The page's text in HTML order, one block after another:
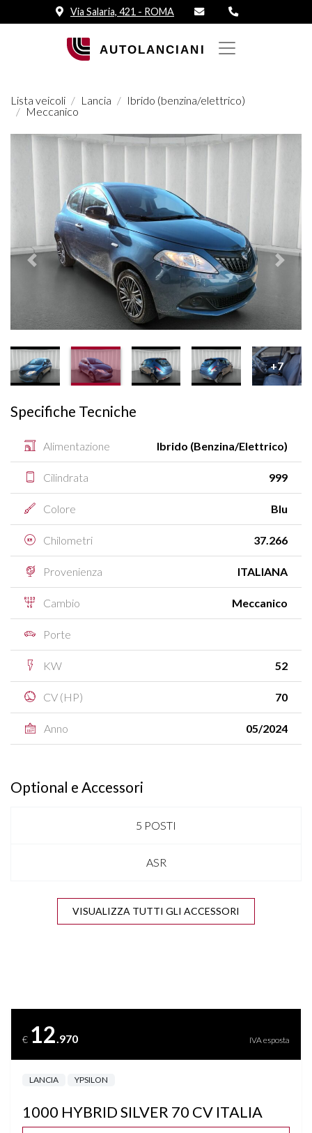
Via Salaria, 421 - ROMA
Lista veicoli Lancia
Ibrido (benzina/elettrico)
Meccanico
Prededente
+7
Specifiche Tecniche
Alimentazione Ibrido (Benzina/Elettrico)
Cilindrata 999
Colore Blu
Chilometri 37.266
Provenienza ITALIANA
Cambio Meccanico
Porte
KW 52
CV (HP) 70
Anno 05/2024
Optional e Accessori
5 POSTI
ASR
BLUETOOTH
DISATTIVAZIONE AIRBAG LATO PASSEGGERO
SEDILI SDOPPIABILI
VISUALIZZA TUTTI GLI ACCESSORI
€ 12.970 IVA esposta
LANCIA YPSILON
1000 HYBRID SILVER 70 CV ITALIA